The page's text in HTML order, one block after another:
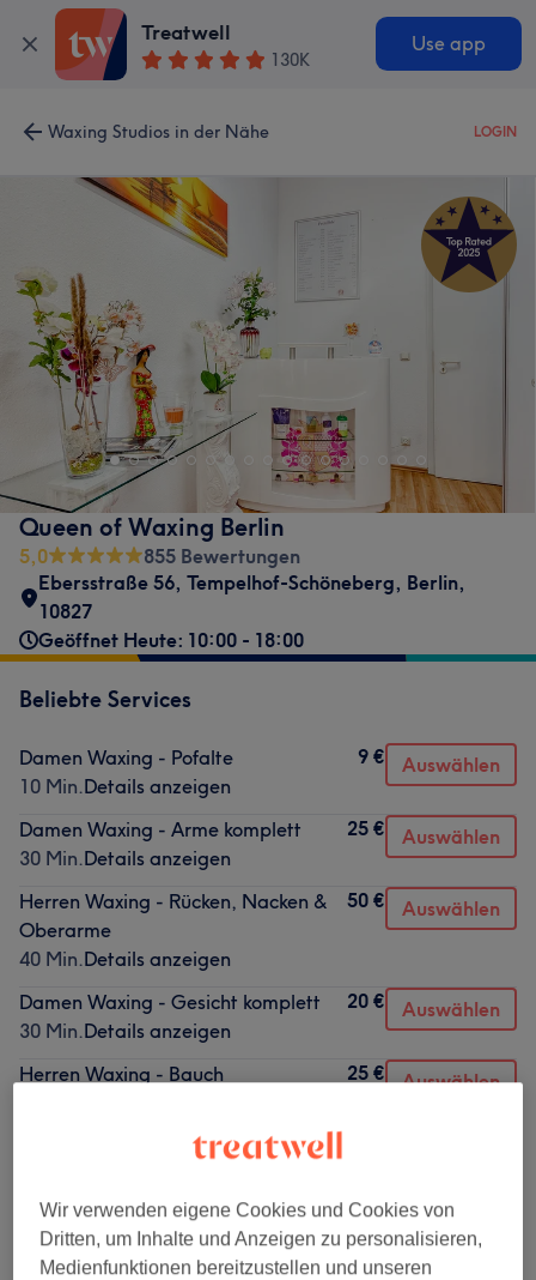
Treatwell
130K
Use app
Waxing Studios in der Nähe LOGIN
Queen of Waxing Berlin
5,0
855 Bewertungen
Ebersstraße 56, Tempelhof-Schöneberg, Berlin,
10827
Geöffnet Heute: 10:00 - 18:00
Beliebte Services
Damen Waxing - Pofalte
10 Min.Details anzeigen
9 € Auswählen
Damen Waxing - Arme komplett
30 Min.Details anzeigen
25 € Auswählen
Herren Waxing - Rücken, Nacken &
Oberarme
40 Min.Details anzeigen
50 € Auswählen
Damen Waxing - Gesicht komplett
30 Min.Details anzeigen
20 € Auswählen
Herren Waxing - Bauch
25 € Auswählen
Damen Waxing )
Wir verwenden eigene Cookies und Cookies von
Dritten, um Inhalte und Anzeigen zu personalisieren,
Medienfunktionen bereitzustellen und unseren